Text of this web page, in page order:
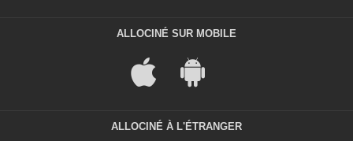
ALLOCINÉ SUR MOBILE
ALLOCINÉ À L'ÉTRANGER